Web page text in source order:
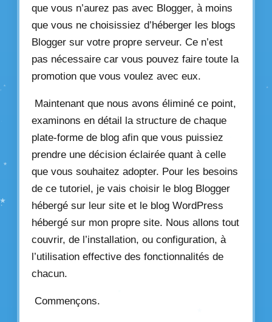
que vous n’aurez pas avec Blogger, à moins
que vous ne choisissiez d’héberger les blogs
Blogger sur votre propre serveur. Ce n’est
pas nécessaire car vous pouvez faire toute la
promotion que vous voulez avec eux.
Maintenant que nous avons éliminé ce point,
examinons en détail la structure de chaque
plate-forme de blog afin que vous puissiez
prendre une décision éclairée quant à celle
que vous souhaitez adopter. Pour les besoins
de ce tutoriel, je vais choisir le blog Blogger
hébergé sur leur site et le blog WordPress
hébergé sur mon propre site. Nous allons tout
couvrir, de l’installation, ou configuration, à
l’utilisation effective des fonctionnalités de
chacun.
Commençons.